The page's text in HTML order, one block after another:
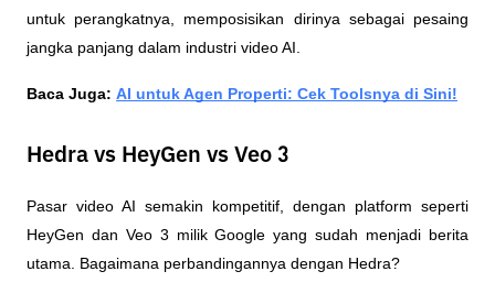
untuk perangkatnya, memposisikan dirinya sebagai pesaing
jangka panjang dalam industri video AI.
Baca Juga: AI untuk Agen Properti: Cek Toolsnya di Sini!
Hedra vs HeyGen vs Veo 3
Pasar video AI semakin kompetitif, dengan platform seperti
HeyGen dan Veo 3 milik Google yang sudah menjadi berita
utama. Bagaimana perbandingannya dengan Hedra?